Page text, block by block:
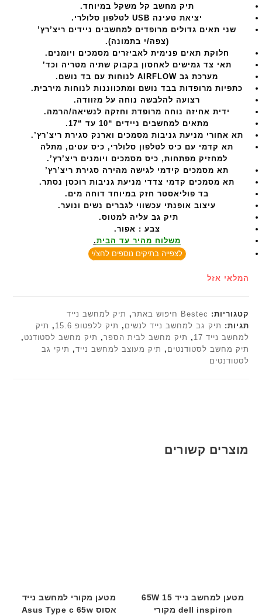
תיק מחשב קל משקל במיוחד.
יציאת טעינה USB לטלפון סלולרי.
שני תאים גדולים מרופדים למחשבים ניידים ריצ’רץ’
(צפה/י בתמונה).
חלוקת תאים פנימית לאביזרים מסמכים ויומנים.
תאי צד גמישים לאחסון בקבוק שתיה מטריה וכד’
מערכת גב AIRFLOW לנוחות עם בד נושם.
כתפיות מרופדות בבד נושם ומתכווננות לנוחות מירבית.
רצועה להלבשה נוחה על מזוודה.
ידית אחיזה נוחה מרופדת וחזקה לנשיאה/הרמה.
מתאים למחשבים ניידים “10 עד “17.
תא אחורי מניעת גניבות מסמכים וארנק סגירת ריצ’רץ’.
תא קדמי עם כיס לטלפון סלולרי, כיס עטים, מתלה
למחזיק מפתחות, כיס מסמכים ויומנים ריצ’רץ’.
תא מסמכים קידמי לגישה מהירה סגירת ריצ’רץ’
תא מסמכים קדמי צדדי מניעת גניבות רוכסן נסתר.
בד פוליאסטר חזק במיוחד דוחה מים.
עיצוב אופנתי עכשווי לגברים נשים ונוער.
תיק גב עליה למטוס.
צבע : אפור.
משלוח מהיר עד הבית.
לצפייה בתיקים נוספים לחצ/י
המלאי אזל
קטגוריות: Bestec חיפוש באתר , תיק למחשב נייד
תגיות: תיק גב למחשב נייד לנשים , תיק ללפטופ 15.6 , תיק
למחשב נייד 17
, תיק מחשב לבית הספר, תיק מחשב לסטודנט ,
תיק מחשב לסטודנטים , תיק מעוצב למחשב נייד, תיקי גב
לסטודנטים
מוצרים קשורים
מטען למחשב נייד 15 65W
dell inspiron מקורי
מטען מקורי למחשב נייד
אסוס Asus Type c 65w